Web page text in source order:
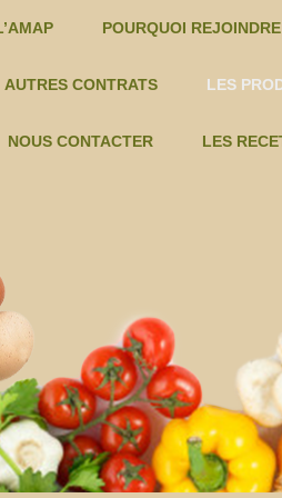
PANIERS
POURQUOI
AUTRES CONTRATS
CHATAIGNES – CYRIL REYAUD -C
SÈVE DE BOULEAU -C
TISANES -C
VINS – MAS GOURGONNIER -C
VINS – DOMAINE ROUSTAN -C
LES
GAEC
MAS DE
NOUS CONTACTER LES